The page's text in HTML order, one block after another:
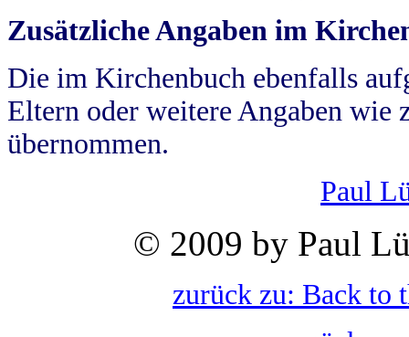
Zusätzliche Angaben im
Die im Kirchenbuch ebenfalls
Eltern oder weitere Angaben wie
übernommen.
Paul
© 2009 by Paul
zurück zu: Back to